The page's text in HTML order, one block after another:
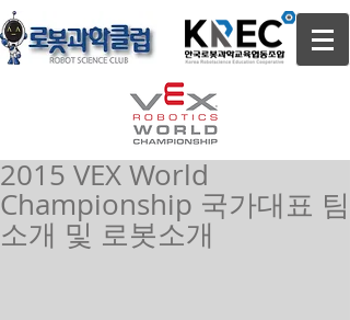
2015 VEX World
Championship 국가대표 팀
소개 및 로봇소개